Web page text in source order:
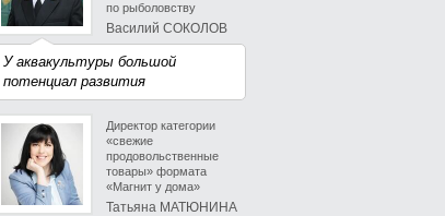
по рыболовству
Василий СОКОЛОВ
У аквакультуры большой
потенциал развития
Директор категории
«свежие
продовольственные
товары» формата
«Магнит у дома»
Татьяна МАТЮНИНА